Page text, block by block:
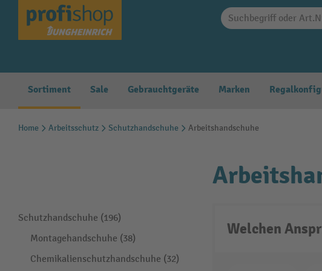
Zur Hauptnavigation springen
Sortiment Sale Gebrauchtgeräte Marken
Home Arbeitsschutz Schutzhandschuhe Arbeitshandschuhe
Schutzhandschuhe (196)
Montagehandschuhe (38)
Chemikalienschutzhandschuhe (32)
Welchen